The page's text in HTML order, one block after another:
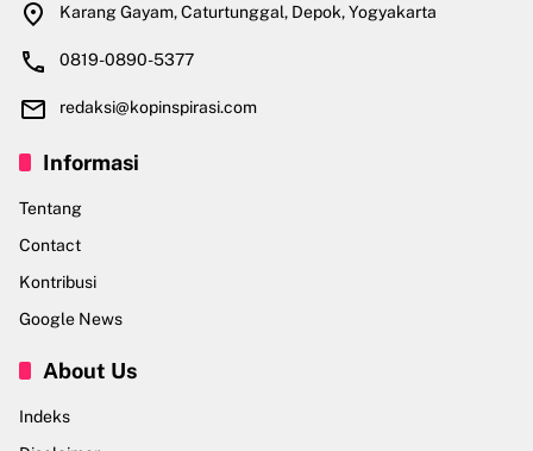
Karang Gayam, Caturtunggal, Depok, Yogyakarta
0819-0890-5377
redaksi@kopinspirasi.com
Informasi
Tentang
Contact
Kontribusi
Google News
About Us
Indeks